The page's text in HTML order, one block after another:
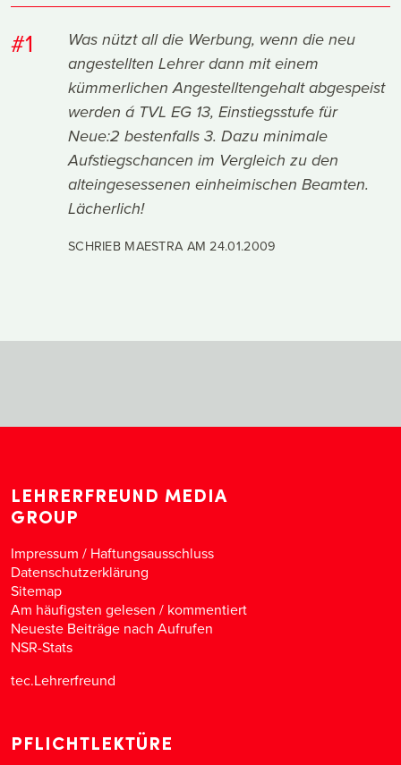
#1
Was nützt all die Werbung, wenn die neu
angestellten Lehrer dann mit einem
kümmerlichen Angestelltengehalt abgespeist
werden á TVL EG 13, Einstiegsstufe für
Neue:2 bestenfalls 3. Dazu minimale
Aufstiegschancen im Vergleich zu den
alteingesessenen einheimischen Beamten.
Lächerlich!
SCHRIEB MAESTRA AM24.01.2009
LEHRERFREUND MEDIA
GROUP
Impressum / Haftungsausschluss
Datenschutzerklärung
Sitemap
Am häufigsten gelesen / kommentiert
Neueste Beiträge nach Aufrufen
NSR-Stats
tec.Lehrerfreund
PFLICHTLEKTÜRE